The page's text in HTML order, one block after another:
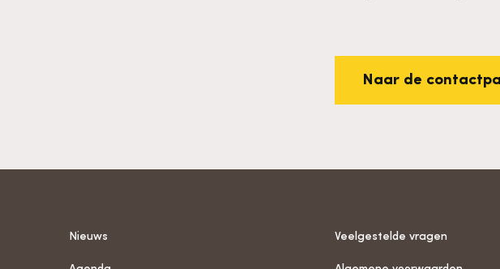
Naar de
Nieuws Veelgestelde vragen